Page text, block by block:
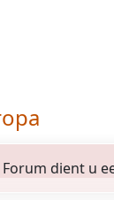
dient u